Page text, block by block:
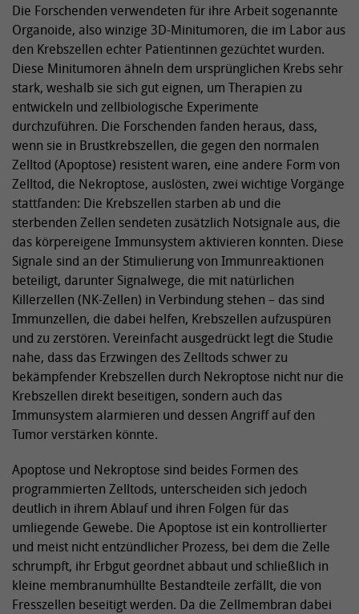
Die Forschenden verwendeten für ihre Arbeit sogenannte
Organoide, also winzige 3D-Minitumoren, die im Labor aus
den Krebszellen echter Patientinnen gezüchtet wurden.
Diese Minitumoren ähneln dem ursprünglichen Krebs sehr
stark, weshalb sie sich gut eignen, um Therapien zu
entwickeln und zellbiologische Experimente
durchzuführen. Die Forschenden fanden heraus, dass,
wenn sie in Brustkrebszellen, die gegen den normalen
Zelltod (Apoptose) resistent waren, eine andere Form von
Zelltod, die Nekroptose, auslösten, zwei wichtige Vorgänge
stattfanden: Die Krebszellen starben ab und die
sterbenden Zellen sendeten zusätzlich Notsignale aus, die
das körpereigene Immunsystem aktivieren konnten. Diese
Signale sind an der Stimulierung von Immunreaktionen
beteiligt, darunter Signalwege, die mit natürlichen
Killerzellen (NK-Zellen) in Verbindung stehen – das sind
Immunzellen, die dabei helfen, Krebszellen aufzuspüren
und zu zerstören. Vereinfacht ausgedrückt legt die Studie
nahe, dass das Erzwingen des Zelltods schwer zu
bekämpfender Krebszellen durch Nekroptose nicht nur die
Krebszellen direkt beseitigen, sondern auch das
Immunsystem alarmieren und dessen Angriff auf den
Tumor verstärken könnte.
Apoptose und Nekroptose sind beides Formen des
programmierten Zelltods, unterscheiden sich jedoch
deutlich in ihrem Ablauf und ihren Folgen für das
umliegende Gewebe. Die Apoptose ist ein kontrollierter
und meist nicht entzündlicher Prozess, bei dem die Zelle
schrumpft, ihr Erbgut geordnet abbaut und schließlich in
kleine membranumhüllte Bestandteile zerfällt, die von
Fresszellen beseitigt werden. Da die Zellmembran dabei